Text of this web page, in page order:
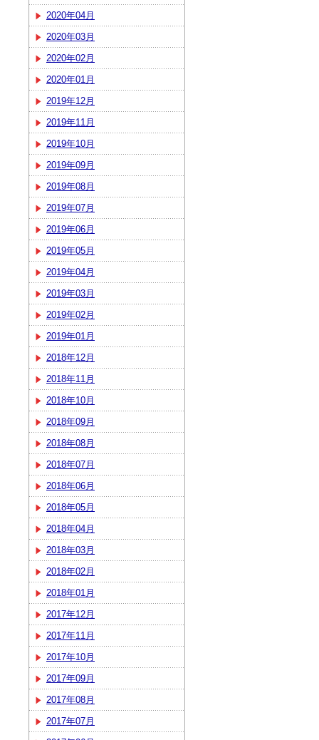
2020年04月
2020年03月
2020年02月
2020年01月
2019年12月
2019年11月
2019年10月
2019年09月
2019年08月
2019年07月
2019年06月
2019年05月
2019年04月
2019年03月
2019年02月
2019年01月
2018年12月
2018年11月
2018年10月
2018年09月
2018年08月
2018年07月
2018年06月
2018年05月
2018年04月
2018年03月
2018年02月
2018年01月
2017年12月
2017年11月
2017年10月
2017年09月
2017年08月
2017年07月